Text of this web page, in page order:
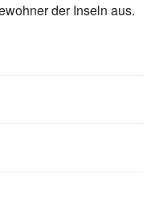
der Inseln aus.